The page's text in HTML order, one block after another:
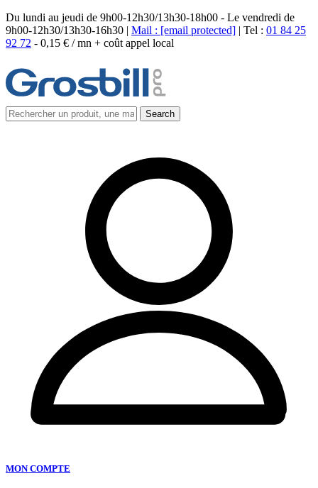
Du lundi au jeudi de 9h00-12h30/13h30-18h00 - Le vendredi de
9h00-12h30/13h30-16h30 | Mail : [email protected] | Tel : 01 84 25
92 72 - 0,15 € / mn + coût appel local
MON COMPTE